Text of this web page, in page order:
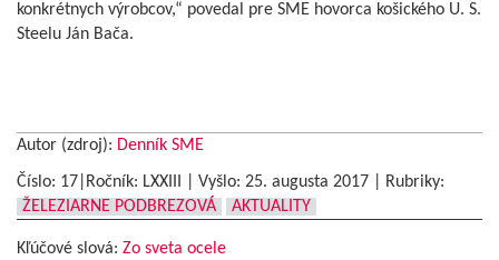
konkrétnych výrobcov,“ povedal pre SME hovorca košického U. S.
Steelu Ján Bača.
Autor (zdroj): Denník SME
Číslo: 17|Ročník: LXXIII | Vyšlo: 25. augusta 2017
Rubriky:
ŽELEZIARNE PODBREZOVÁ
AKTUALITY
Kľúčové slová: Zo sveta ocele